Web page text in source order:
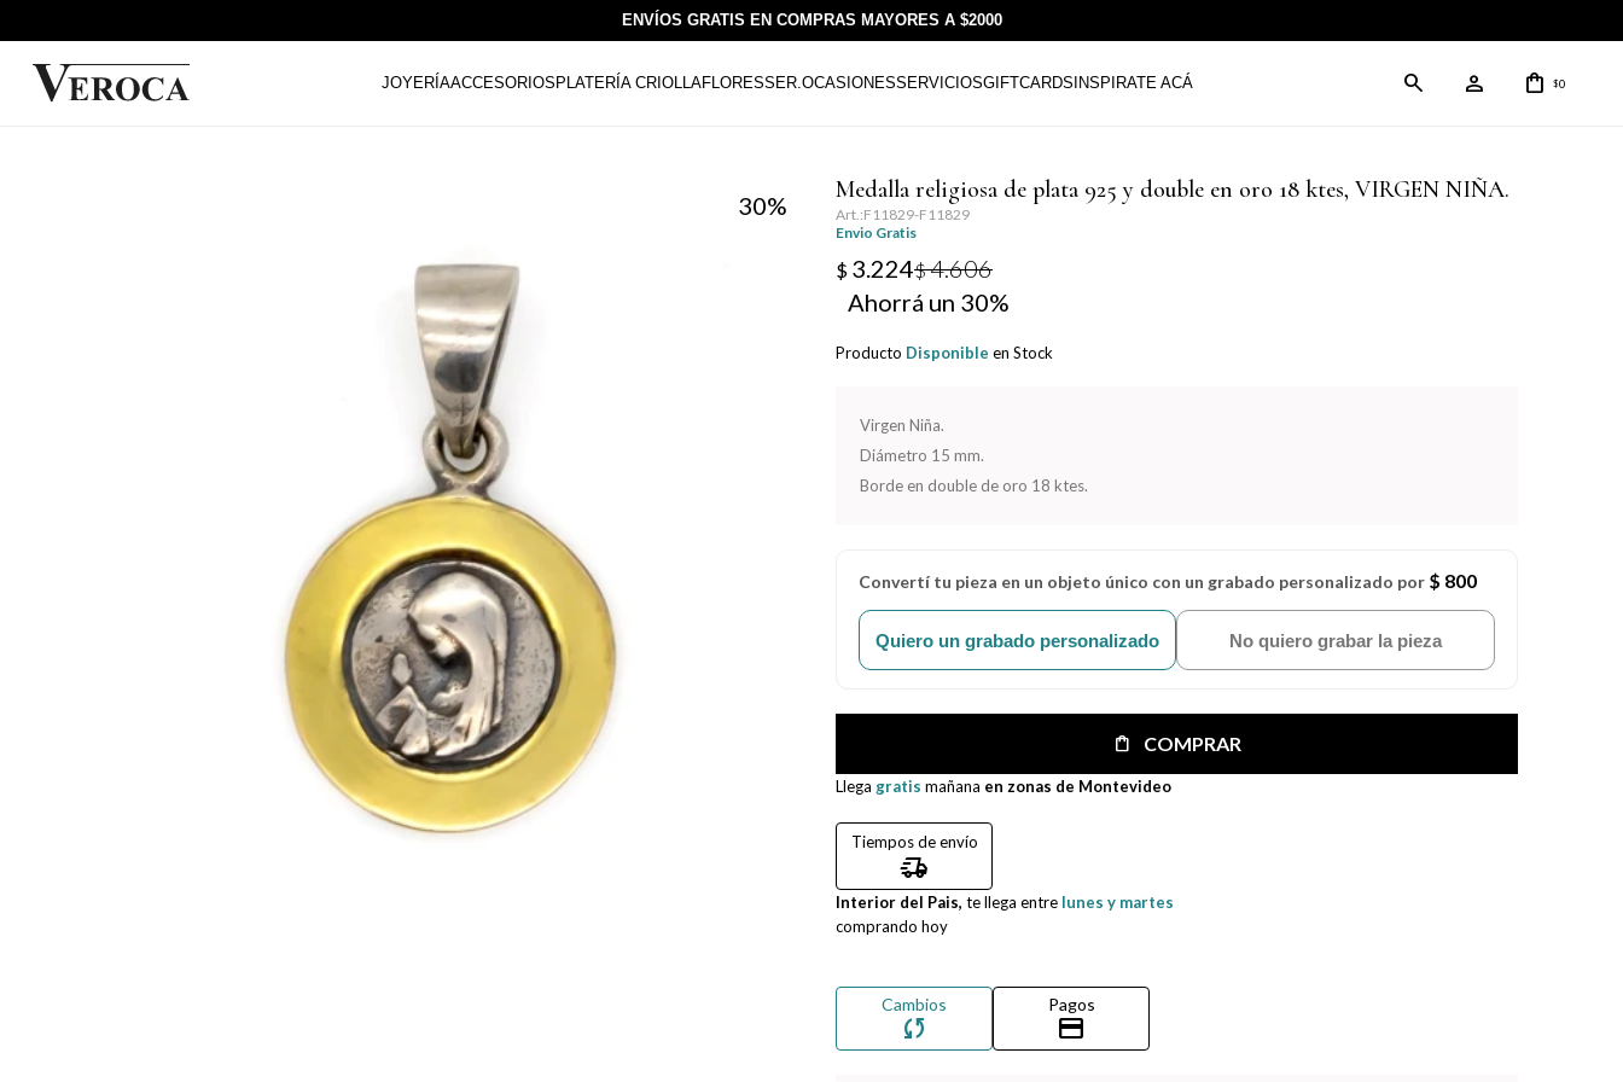
ENVÍOS GRATIS EN COMPRAS MAYORES A $2000
JOYERÍAACCESORIOS PLATERÍA CRIOLLAFLORESSER.OCASIONESSERVICIOSGIFTCARDS INSPIRATE ACÁ $0
30
Medalla religiosa de plata 925 y double en oro 18 ktes, VIRGEN NIÑA.
F11829-F11829
Envio Gratis
$ 3.224$4.606
30
Producto Disponible en Stock
Virgen Niña.
Diámetro 15 mm.
Borde en double de oro 18 ktes.
Convertí tu pieza en un objeto único con un grabado personalizado por $ 800
Quiero un grabado personalizado No quiero grabar la pieza
COMPRAR
Llega gratis mañana en zonas de Montevideo
Tiempos de envío
delivery_truck_speed
Interior del Pais, te llega entre lunes y martes
comprando hoy
Cambios
sync
Pagos
credit_card